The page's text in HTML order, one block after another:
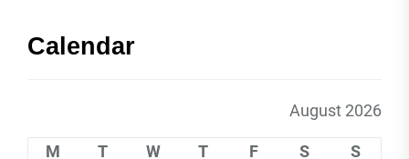
Calendar
August 2026
M T W T F S
S